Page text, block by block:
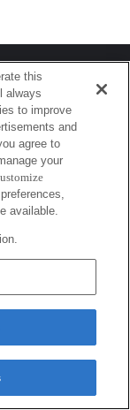
this
always
to improve
and
agree to
your
available.